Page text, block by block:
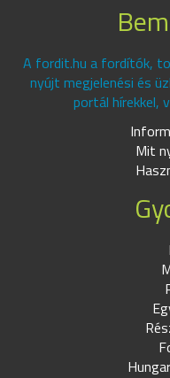
A fordit.hu a fordítók,
nyújt megjelenési és
portál hírekkel,
Mit